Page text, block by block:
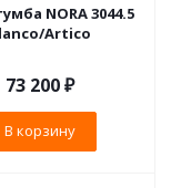
NORA 3044.5
Artico
73 200₽
В корзину